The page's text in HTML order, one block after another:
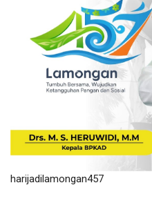
harijadilamongan457